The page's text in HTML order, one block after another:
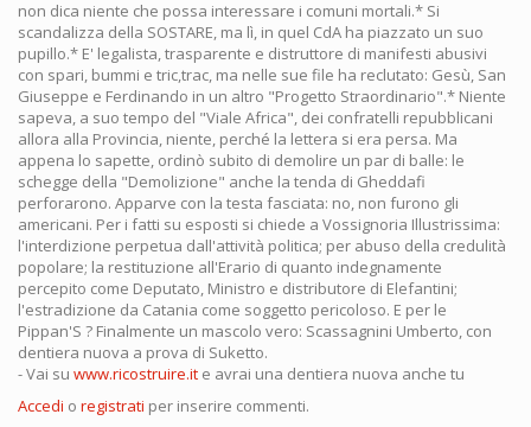
non dica niente che possa interessare i comuni mortali.* Si
scandalizza della SOSTARE, ma lì, in quel CdA ha piazzato un suo
pupillo.* E' legalista, trasparente e distruttore di manifesti abusivi
con spari, bummi e tric,trac, ma nelle sue file ha reclutato: Gesù, San
Giuseppe e Ferdinando in un altro "Progetto Straordinario".* Niente
sapeva, a suo tempo del "Viale Africa", dei confratelli repubblicani
allora alla Provincia, niente, perché la lettera si era persa. Ma
appena lo sapette, ordinò subito di demolire un par di balle: le
schegge della "Demolizione" anche la tenda di Gheddafi
perforarono. Apparve con la testa fasciata: no, non furono gli
americani. Per i fatti su esposti si chiede a Vossignoria Illustrissima:
l'interdizione perpetua dall'attività politica; per abuso della credulità
popolare; la restituzione all'Erario di quanto indegnamente
percepito come Deputato, Ministro e distributore di Elefantini;
l'estradizione da Catania come soggetto pericoloso. E per le
Pippan'S ? Finalmente un mascolo vero: Scassagnini Umberto, con
dentiera nuova a prova di Suketto.
- Vai su www.ricostruire.it e avrai una dentiera nuova anche tu
Accedi o registrati per inserire commenti.